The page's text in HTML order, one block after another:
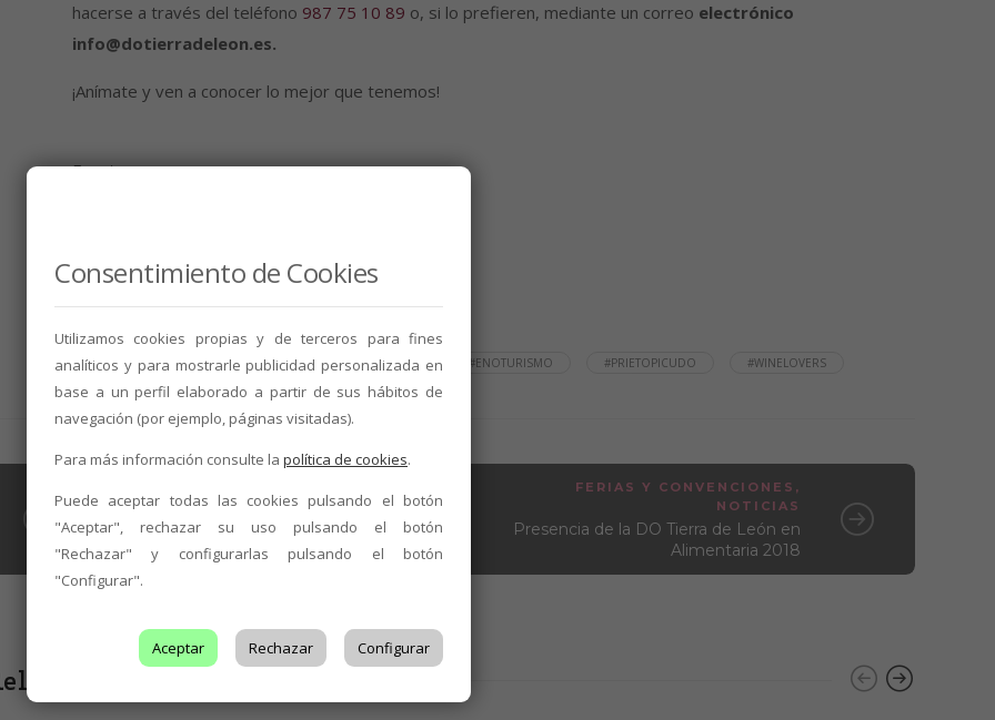
hacerse a través del teléfono 987 75 10 89 o, si lo prefieren, mediante un correo electrónico
info@dotierradeleon.es.
¡Anímate y ven a conocer lo mejor que tenemos!
Fuente:
TAGS #ALBARÍN #ARTE #CULTURA #ENOTURISMO #PRIETOPICUDO #WINELOVERS
INICIATIVAS, NOTICIAS
Excelente acogida de Enoarq 2018
FERIAS Y CONVENCIONES ,
NOTICIAS
Presencia de la DO Tierra de León en
Alimentaria 2018
Consentimiento de Cookies
Utilizamos cookies propias y de terceros para fines
analíticos y para mostrarle publicidad personalizada en
base a un perfil elaborado a partir de sus hábitos de
navegación (por ejemplo, páginas visitadas).
Para más información consulte la política de cookies.
Puede aceptar todas las cookies pulsando el botón
"Aceptar", rechazar su uso pulsando el botón
"Rechazar" y configurarlas pulsando el botón
"Configurar".
Aceptar Rechazar Configurar